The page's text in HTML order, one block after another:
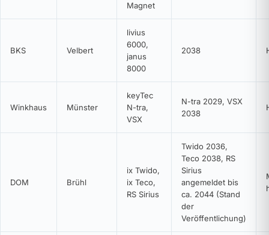
Magnet
BKS Velbert
livius
6000,
janus
8000
2038
Winkhaus Münster
keyTec
N-tra,
VSX
N-tra 2029, VSX
2038
DOM Brühl
ix Twido,
ix Teco,
RS Sirius
Twido 2036,
Teco 2038, RS
Sirius
angemeldet bis
ca. 2044 (Stand
der
Veröffentlichung)